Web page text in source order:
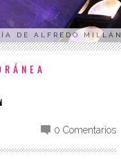
DE ALFREDO MILLÁN
0 Comentarios